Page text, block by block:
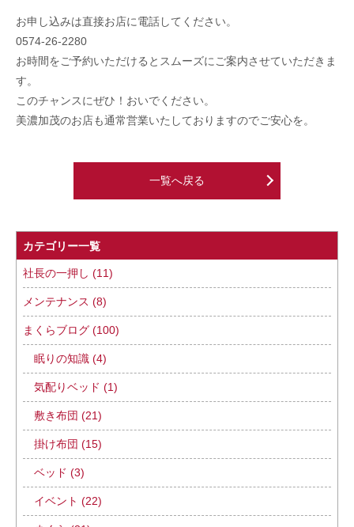
お申し込みは直接お店に電話してください。
0574-26-2280
お時間をご予約いただけるとスムーズにご案内させていただきま
す。
このチャンスにぜひ！おいでください。
美濃加茂のお店も通常営業いたしておりますのでご安心を。
一覧へ戻る
カテゴリー一覧
社長の一押し (11)
メンテナンス (8)
まくらブログ (100)
眠りの知識 (4)
気配りベッド (1)
敷き布団 (21)
掛け布団 (15)
ベッド (3)
イベント (22)